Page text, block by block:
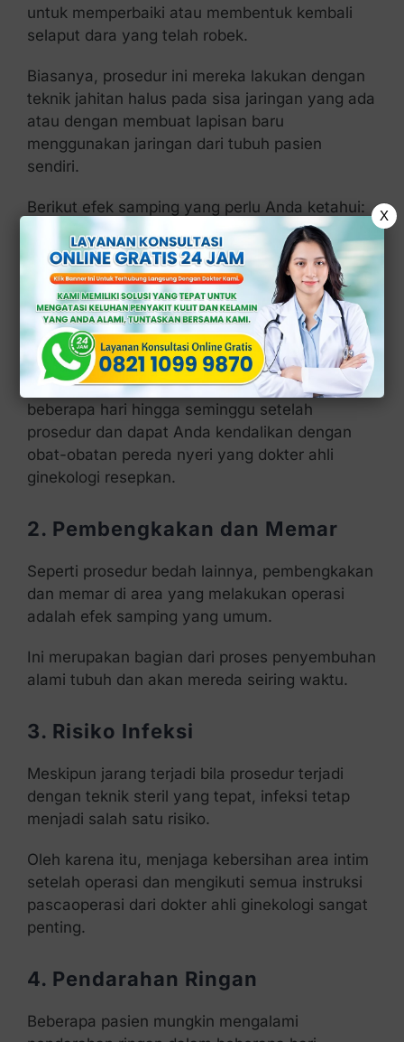
untuk memperbaiki atau membentuk kembali
selaput dara yang telah robek.
Biasanya, prosedur ini mereka lakukan dengan
teknik jahitan halus pada sisa jaringan yang ada
atau dengan membuat lapisan baru
menggunakan jaringan dari tubuh pasien
sendiri.
Berikut efek samping yang perlu Anda ketahui:
1. Nyeri dan Ketidaknyamanan
Setelah operasi, sebagian besar pasien akan
mengalami rasa nyeri ringan hingga sedang di
area vagina.
Ketidaknyamanan ini biasanya berlangsung
beberapa hari hingga seminggu setelah
prosedur dan dapat Anda kendalikan dengan
obat-obatan pereda nyeri yang dokter ahli
ginekologi resepkan.
2. Pembengkakan dan Memar
Seperti prosedur bedah lainnya, pembengkakan
dan memar di area yang melakukan operasi
adalah efek samping yang umum.
Ini merupakan bagian dari proses penyembuhan
alami tubuh dan akan mereda seiring waktu.
3. Risiko Infeksi
Meskipun jarang terjadi bila prosedur terjadi
dengan teknik steril yang tepat, infeksi tetap
menjadi salah satu risiko.
Oleh karena itu, menjaga kebersihan area intim
setelah operasi dan mengikuti semua instruksi
pascaoperasi dari dokter ahli ginekologi sangat
penting.
4. Pendarahan Ringan
Beberapa pasien mungkin mengalami
X